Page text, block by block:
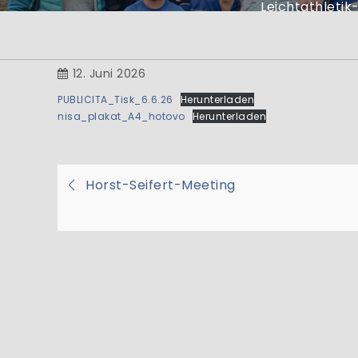
12. Juni 2026
PUBLICITA_Tisk_6.6.26
Herunterladen
nisa_plakat_A4_hotovo Herunterladen
Beitragsnavigation
Horst-Seifert-Meeting